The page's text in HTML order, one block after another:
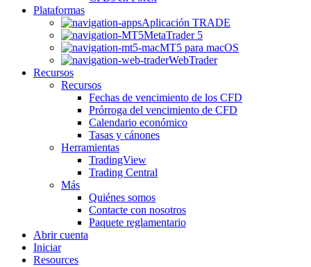
Plataformas
Aplicación TRADE
MetaTrader 5
MT5 para macOS
WebTrader
Recursos
Recursos
Fechas de vencimiento de los CFD
Prórroga del vencimiento de CFD
Calendario económico
Tasas y cánones
Herramientas
TradingView
Trading Central
Más
Quiénes somos
Contacte con nosotros
Paquete reglamentario
Abrir cuenta
Iniciar
Resources